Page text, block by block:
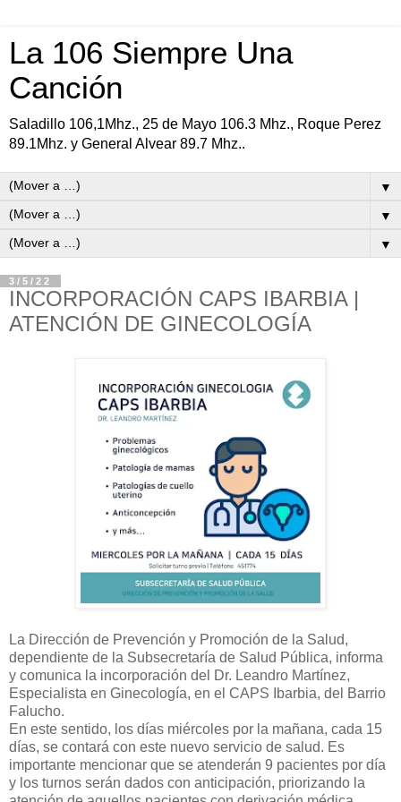
La 106 Siempre Una
Canción
Saladillo 106,1Mhz., 25 de Mayo 106.3 Mhz., Roque Perez
89.1Mhz. y General Alvear 89.7 Mhz..
▼
▼
▼
3/5/22
INCORPORACIÓN CAPS IBARBIA |
ATENCIÓN DE GINECOLOGÍA
La Dirección de Prevención y Promoción de la Salud,
dependiente de la Subsecretaría de Salud Pública, informa
y comunica la incorporación del Dr. Leandro Martínez,
Especialista en Ginecología, en el CAPS Ibarbia, del Barrio
Falucho.
En este sentido, los días miércoles por la mañana, cada 15
días, se contará con este nuevo servicio de salud. Es
importante mencionar que se atenderán 9 pacientes por día
y los turnos serán dados con anticipación, priorizando la